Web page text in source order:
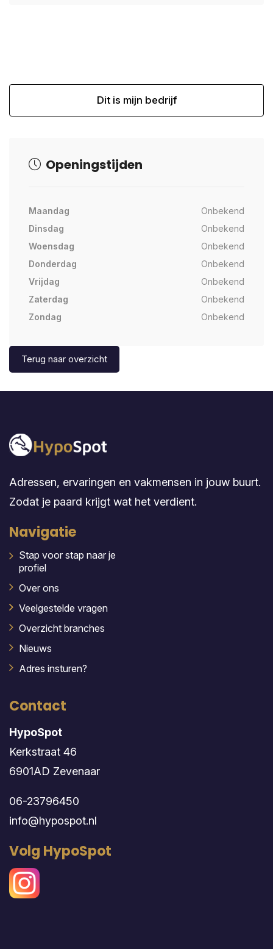
Dit is mijn bedrijf
Openingstijden
Maandag
Onbekend
Dinsdag
Onbekend
Woensdag
Onbekend
Donderdag
Onbekend
Vrijdag
Onbekend
Zaterdag
Onbekend
Zondag
Onbekend
Terug naar overzicht
Adressen, ervaringen en vakmensen in jouw buurt.
Zodat je paard krijgt wat het verdient.
Navigatie
Stap voor stap naar je
profiel
Over ons
Veelgestelde vragen
Overzicht branches
Nieuws
Adres insturen?
Contact
HypoSpot
Kerkstraat 46
6901AD Zevenaar
06-23796450
info@hypospot.nl
Volg HypoSpot